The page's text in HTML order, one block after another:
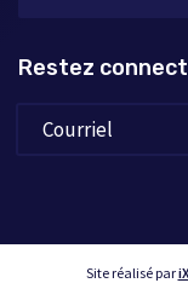
Restez
Site réalisé par